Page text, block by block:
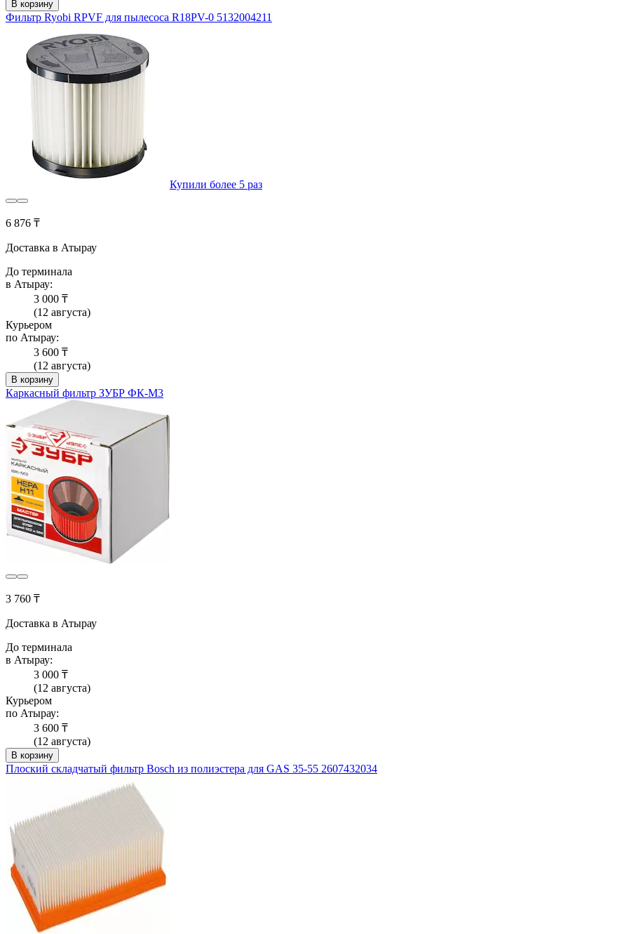
В корзину
Фильтр Ryobi RPVF для пылесоса R18PV-0 5132004211
Купили более 5 раз
6 876 ₸
Доставка в Атырау
До терминала
в Атырау:
3 000 ₸
(12 августа)
Курьером
по Атырау:
3 600 ₸
(12 августа)
В корзину
Каркасный фильтр ЗУБР ФК-М3
3 760 ₸
Доставка в Атырау
До терминала
в Атырау:
3 000 ₸
(12 августа)
Курьером
по Атырау:
3 600 ₸
(12 августа)
В корзину
Плоский складчатый фильтр Bosch из полиэстера для GAS 35-55 2607432034